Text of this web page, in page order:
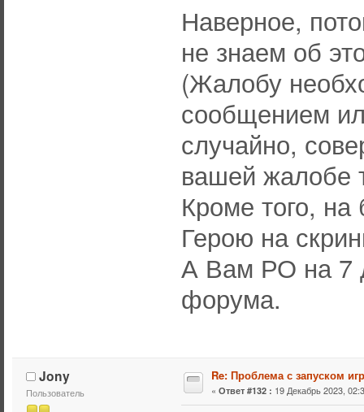
Наверное,
не знаем об
(Жалобу
сообщением
случайно,
вашей жалобе
Кроме того, на
Герою на
А Вам РО на 7
форума.
Jony
Пользователь
Re: Проблема с запуском
« Ответ #132 : 19 Декабрь 2023,